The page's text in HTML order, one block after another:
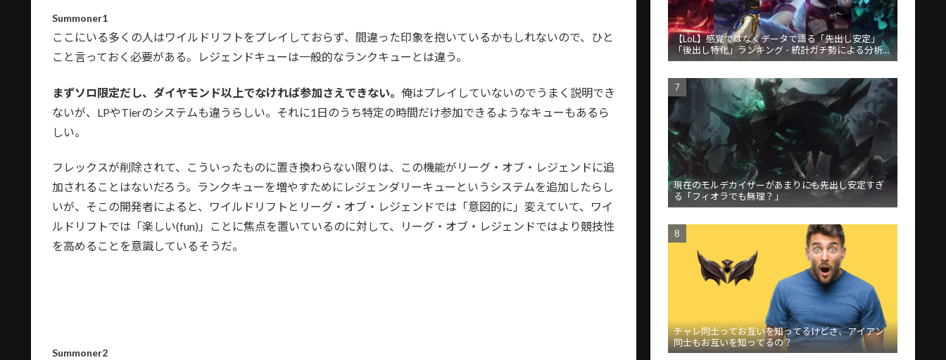
Summoner1
ここにいる多くの人はワイルドリフトをプレイしておらず、間違った印象を抱いているかもしれないので、ひと
こと言っておく必要がある。レジェンドキューは一般的なランクキューとは違う。
まずソロ限定だし、ダイヤモンド以上でなければ参加さえできない。 俺はプレイしていないのでうまく説明でき
ないが、LPやTierのシステムも違うらしい。それに1日のうち特定の時間だけ参加できるようなキューもあるら
しい。
フレックスが削除されて、こういったものに置き換わらない限りは、この機能がリーグ・オブ・レジェンドに追
加されることはないだろう。ランクキューを増やすためにレジェンダリーキューというシステムを追加したらし
いが、そこの開発者によると、ワイルドリフトとリーグ・オブ・レジェンドでは「意図的に」変えていて、ワイ
ルドリフトでは「楽しい(fun)」ことに焦点を置いているのに対して、リーグ・オブ・レジェンドではより競技性
を高めることを意識しているそうだ。
Summoner2
【LoL】感覚ではなくデータで語る「先出し安定」
「後出し特化」ランキング - 統計ガチ勢による分析が
話題
現在のモルデカイザーがあまりにも先出し安定すぎ
る「フィオラでも無理？」
チャレ同士ってお互いを知ってるけどさ、アイアン
同士もお互いを知ってるの？